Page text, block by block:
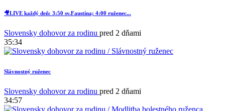
🎥LIVE každý deň: 3:50 sv.Faustína; 4:00 ruženec...
Slovensky dohovor za rodinu pred 2 dňami
35:34
Slávnostný ruženec
Slovensky dohovor za rodinu pred 2 dňami
34:57